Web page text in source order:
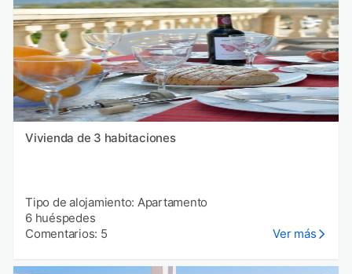
Vivienda de 3 habitaciones
Tipo de alojamiento: Apartamento
6 huéspedes
Comentarios: 5
Ver más